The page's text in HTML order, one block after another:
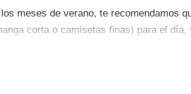
meses de verano, te recomendamos
corta o camisetas finas) para el día,